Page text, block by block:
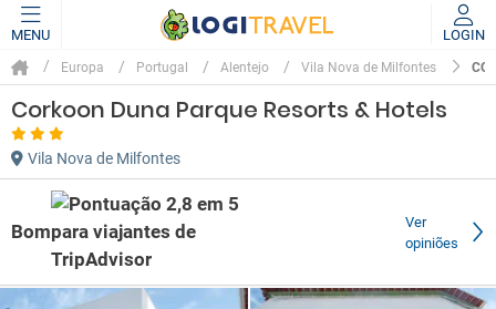
MENU LOGIN
Europa Portugal Alentejo Vila Nova de Milfontes
Corkoon Duna Parque Resorts & Hotels
Vila Nova de Milfontes
Bom
Ver
opiniões